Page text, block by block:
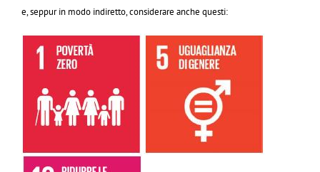
e, seppur in modo indiretto, considerare anche questi: